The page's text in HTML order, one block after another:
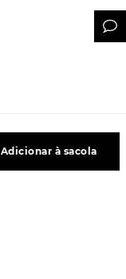
Adicionar à sacola